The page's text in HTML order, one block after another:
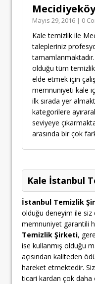
Mayıs 29, 2016 | 0
Kale temizlik ile
talepleriniz
olduğu tüm
elde etmek için
memnuniyeti kale
ilk sırada yer
kategorilere
seviyeye
arasında bir çok
Kale İstanbul
İstanbul Temizlik
olduğu deneyim ile
memnuniyet garantili
Temizlik Şirketi,
ise kullanmış olduğu
açısından kaliteden
hareket etmektedir.
ticari kardan çok daha